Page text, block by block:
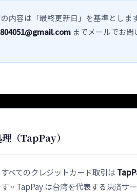
内容は「最終更新日」を基準とし
までメールでお
（TapPay）
べてのクレジットカード取引は
。TapPay は台湾を代表する決済サ